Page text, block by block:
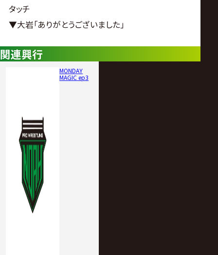
タッチ
▼大岩｢ありがとうございました｣
関連興行
MONDAY
MAGIC ep3